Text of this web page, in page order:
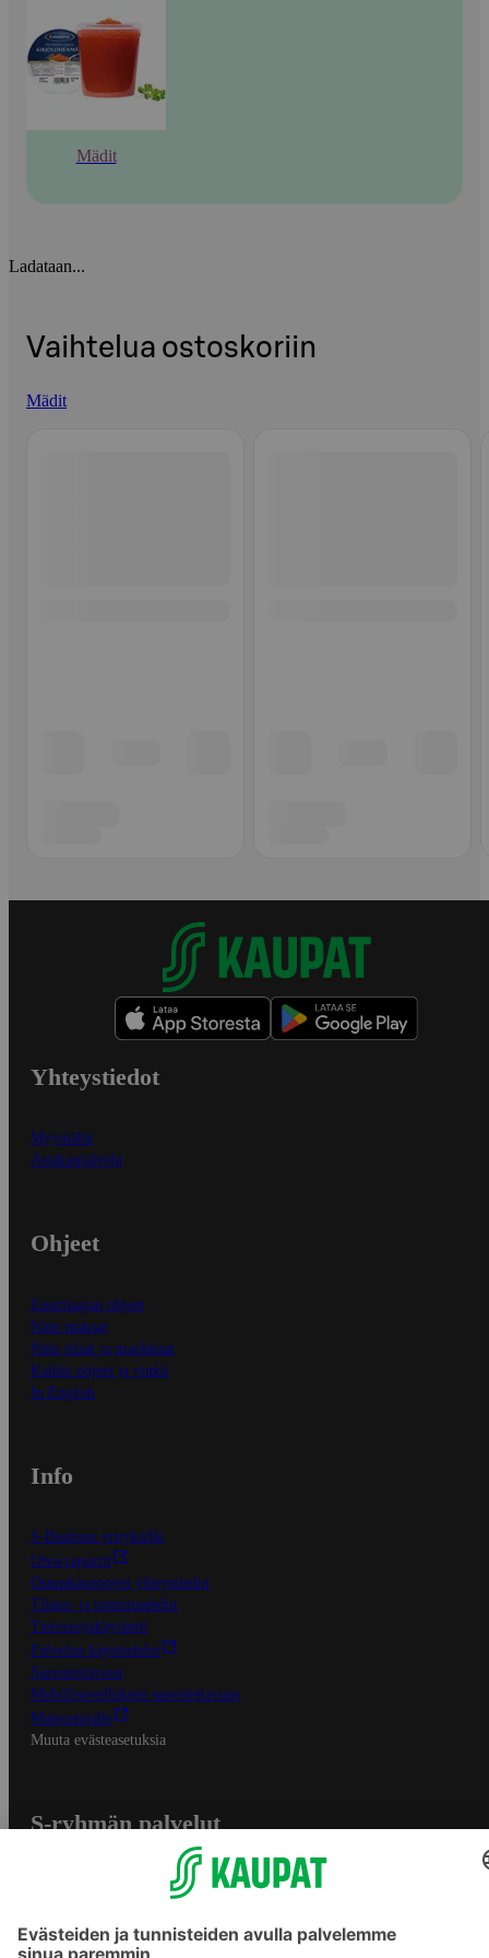
Mädit
Ladataan...
Vaihtelua ostoskoriin
Mädit
Yhteystiedot
Myymälät
Asiakaspalvelu
Ohjeet
Ensitilaajan ohjeet
Näin maksat
Näin tilaat ja muokkaat
Kaikki ohjeet ja vinkit
In English
Info
S-Business yrityksille
Oiva-raportit
Osuuskauppojen yhteystiedot
Tilaus- ja toimitusehdot
Tietosuojakäytäntö
Palvelun käyttöehdot
Saavutettavuus
Mobiilisovelluksen saavutettavuus
Mainostajalle
Muuta evästeasetuksia
S-ryhmän palvelut
Yhteishyvä Ruoka -sovellus